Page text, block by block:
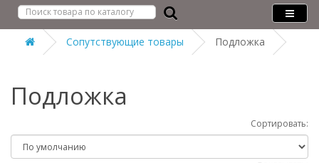
Сопутствующие товары Подложка
Подложка
Сортировать: